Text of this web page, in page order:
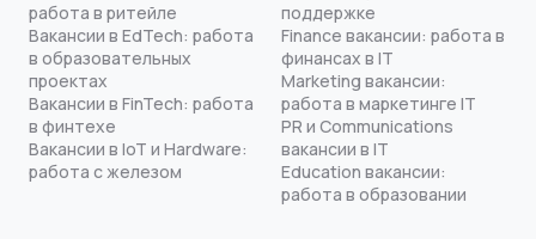
работа в ритейле
Вакансии в EdTech: работа
в образовательных
проектах
Вакансии в FinTech: работа
в финтехе
Вакансии в IoT и Hardware:
работа с железом
поддержке
Finance вакансии: работа в
финансах в IT
Marketing вакансии:
работа в маркетинге IT
PR и Communications
вакансии в IT
Education вакансии:
работа в образовании